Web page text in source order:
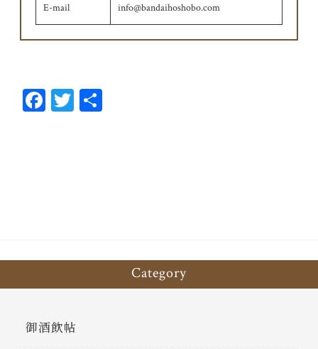
E-mail info@bandaihoshobo.com
Fa T
Category
御酒飲帖